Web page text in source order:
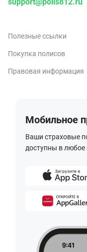
Полезные ссылки
Покупка полисов
Правовая информация
Мобильное
Ваши страховые
доступны в любое